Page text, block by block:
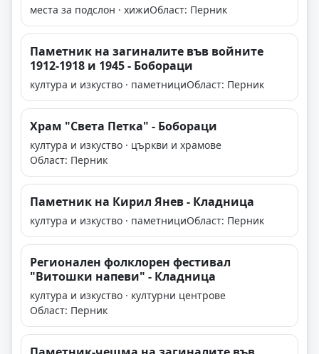
места за подслон · хижиОбласт: Перник
Паметник на загиналите във войните
1912-1918 и 1945 - Бобораци
култура и изкуство · паметнициОбласт: Перник
Храм "Света Петка" - Бобораци
култура и изкуство · църкви и храмове
Област: Перник
Паметник на Кирил Янев - Кладница
култура и изкуство · паметнициОбласт: Перник
Регионален фолклорен фестивал
"Витошки напеви" - Кладница
култура и изкуство · културни центрове
Област: Перник